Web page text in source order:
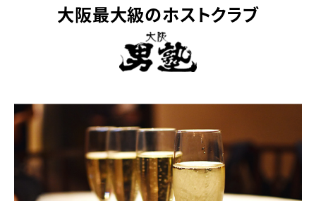
大阪最大級のホストクラブ